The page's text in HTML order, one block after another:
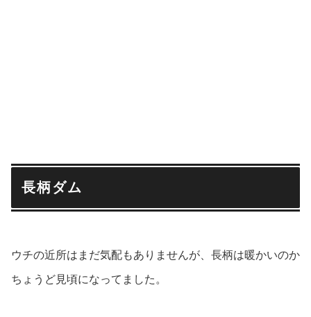
長柄ダム
ウチの近所はまだ気配もありませんが、長柄は暖かいのか
ちょうど見頃になってました。